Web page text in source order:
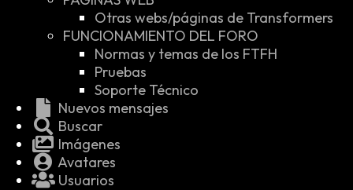
Otras webs/páginas de Transformers
FUNCIONAMIENTO DEL FORO
Normas y temas de los FTFH
Pruebas
Soporte Técnico
Nuevos mensajes
Buscar
Imágenes
Avatares
Usuarios